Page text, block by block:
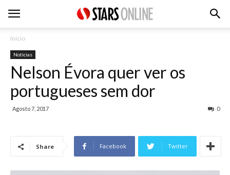
Inicio
Noticias
Nelson Évora quer ver os
portugueses sem dor
Agosto 7, 2017 0
Share Facebook Twitter